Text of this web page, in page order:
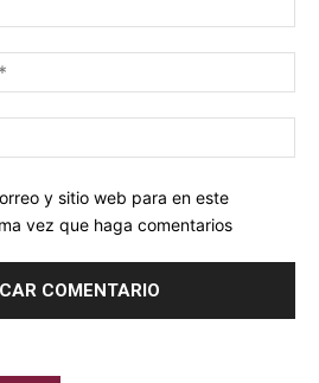
y sitio web para en este
vez que haga comentarios